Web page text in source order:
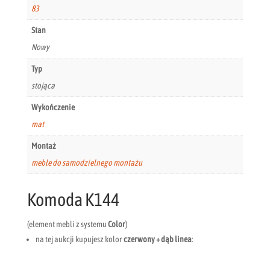
Komoda K144
(element mebli z systemuColor)
na tej aukcji kupujesz kolorczerwony + dąb linea:
83
Stan
Nowy
Typ
stojąca
Wykończenie
mat
Montaż
meble do samodzielnego montażu